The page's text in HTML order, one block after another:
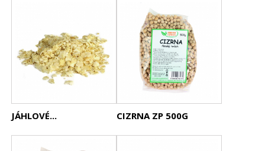
JÁHLOVÉ... CIZRNA ZP 500G